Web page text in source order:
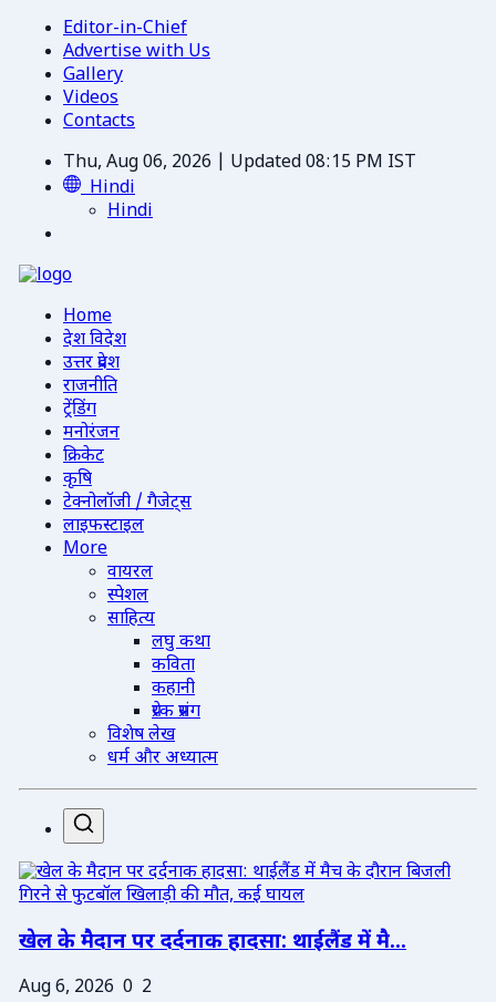
Editor-in-Chief
Advertise with Us
Gallery
Videos
Contacts
Thu, Aug 06, 2026 | Updated 08:15 PM IST
Hindi
Hindi
Home
देश विदेश
उत्तर प्रदेश
राजनीति
ट्रेंडिंग
मनोरंजन
क्रिकेट
कृषि
टेक्नोलॉजी / गैजेट्स
लाइफस्टाइल
More
वायरल
स्पेशल
साहित्य
लघु कथा
कविता
कहानी
प्रेरक प्रसंग
विशेष लेख
धर्म और अध्यात्म
खेल के मैदान पर दर्दनाक हादसा: थाईलैंड में मै...
Aug 6, 2026 0 2